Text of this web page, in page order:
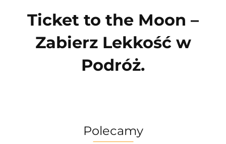
Ticket to the Moon –
Zabierz Lekkość w
Podróż.
Polecamy